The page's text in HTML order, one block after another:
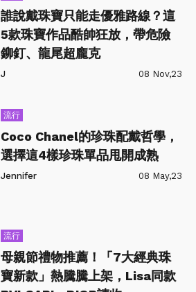
誰說戴珠寶只能走優雅路線？這
5款珠寶作品酷帥狂放，帶危險
鉚釘、龍尾超龐克
J 08 Nov,23
流行
Coco Chanel的珍珠配戴哲學，
選擇這4樣珍珠單品甩開成熟
Jennifer 08 May,23
流行
母親節禮物推薦！「7大經典珠
寶新款」熱騰騰上架，Lisa同款